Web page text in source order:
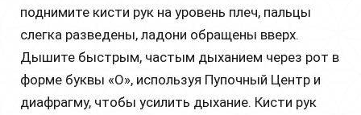
поднимите кисти рук на уровень плеч, пальцы
слегка разведены, ладони обращены вверх.
Дышите быстрым, частым дыханием через рот в
форме буквы «О», используя Пупочный Центр и
диафрагму, чтобы усилить дыхание. Кисти рук